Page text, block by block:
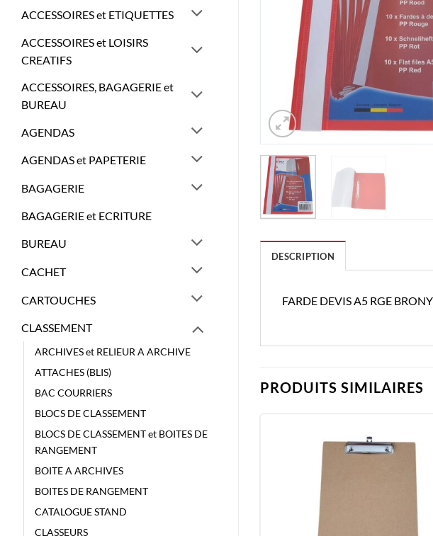
ACCESSOIRES et ETIQUETTES
ACCESSOIRES et LOISIRS
CREATIFS
ACCESSOIRES, BAGAGERIE et
BUREAU
AGENDAS
AGENDAS et PAPETERIE
BAGAGERIE
BAGAGERIE et ECRITURE
BUREAU
CACHET
CARTOUCHES
CLASSEMENT
ARCHIVES et RELIEUR A ARCHIVE
ATTACHES (BLIS)
BAC COURRIERS
BLOCS DE CLASSEMENT
BLOCS DE CLASSEMENT et BOITES DE
RANGEMENT
BOITE A ARCHIVES
BOITES DE RANGEMENT
CATALOGUE STAND
CLASSEURS
DESCRIPTION
FARDE DEVIS A5 RGE
PRODUITS SIMILAIRES